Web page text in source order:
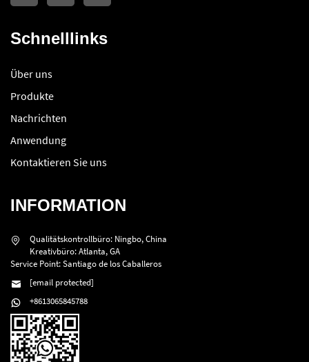
Schnelllinks
Über uns
Produkte
Nachrichten
Anwendung
Kontaktieren Sie uns
INFORMATION
Qualitätskontrollbüro: Ningbo, China
Kreativbüro: Atlanta, GA
Service Point: Santiago de los Caballeros
[email protected]
+8613065845788